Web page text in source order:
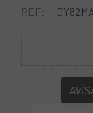
REF: